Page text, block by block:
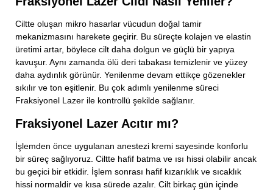
Ciltte oluşan mikro hasarlar vücudun doğal tamir
mekanizmasını harekete geçirir. Bu süreçte kolajen ve elastin
üretimi artar, böylece cilt daha dolgun ve güçlü bir yapıya
kavuşur. Aynı zamanda ölü deri tabakası temizlenir ve yüzey
daha aydınlık görünür. Yenilenme devam ettikçe gözenekler
sıkılır ve ton eşitlenir. Bu çok adımlı yenilenme süreci
Fraksiyonel Lazer ile kontrollü şekilde sağlanır.
Fraksiyonel Lazer Acıtır mı?
İşlemden önce uygulanan anestezi kremi sayesinde konforlu
bir süreç sağlıyoruz. Ciltte hafif batma ve ısı hissi olabilir ancak
bu geçici bir etkidir. İşlem sonrası hafif kızarıklık ve sıcaklık
hissi normaldir ve kısa sürede azalır. Cilt birkaç gün içinde